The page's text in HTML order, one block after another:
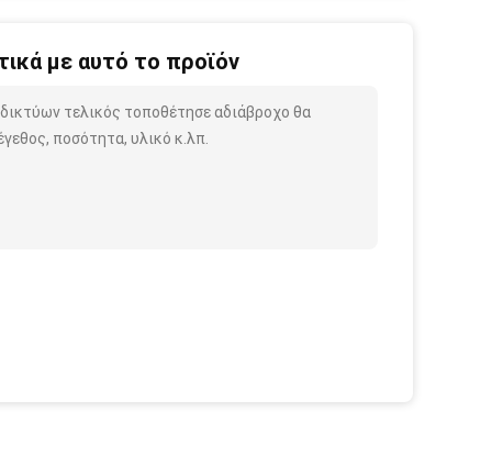
με αυτό το προϊόν
τελικός τοποθέτησε αδιάβροχο θα
ποσότητα, υλικό κ.λπ.